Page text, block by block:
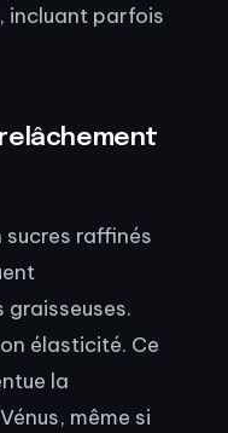
incluant parfois
sucres raffinés
graisseuses.
élasticité. Ce
la
même si